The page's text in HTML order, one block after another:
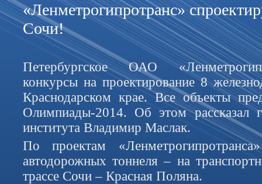
«Ленметрогипротранс»
Сочи!
Петербургское ОАО
конкурсы на проектирование 8
Краснодарском крае. Все объекты
Олимпиады-2014. Об этом рассказал
института Владимир Маслак.
По проектам
автодорожных тоннеля – на
трассе Сочи – Красная Поляна.